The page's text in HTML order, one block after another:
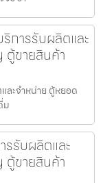
การรับผลิตและ
ตู้ขายสินค้า
ละจำหน่าย ตู้หยอด
ม
รรับผลิตและ
ตู้ขายสินค้า